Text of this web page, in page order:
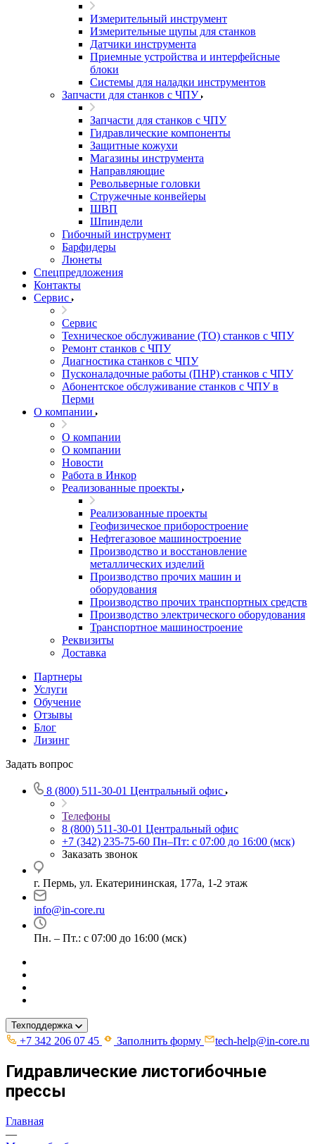
Измерительный инструмент
Измерительные щупы для станков
Датчики инструмента
Приемные устройства и интерфейсные
блоки
Системы для наладки инструментов
Запчасти для станков с ЧПУ
Запчасти для станков с ЧПУ
Гидравлические компоненты
Защитные кожухи
Магазины инструмента
Направляющие
Револьверные головки
Стружечные конвейеры
ШВП
Шпиндели
Гибочный инструмент
Барфидеры
Люнеты
Спецпредложения
Контакты
Сервис
Сервис
Техническое обслуживание (ТО) станков с ЧПУ
Ремонт станков с ЧПУ
Диагностика станков с ЧПУ
Пусконаладочные работы (ПНР) станков с ЧПУ
Абонентское обслуживание станков с ЧПУ в
Перми
О компании
О компании
О компании
Новости
Работа в Инкор
Реализованные проекты
Реализованные проекты
Геофизическое приборостроение
Нефтегазовое машиностроение
Производство и восстановление
металлических изделий
Производство прочих машин и
оборудования
Производство прочих транспортных средств
Производство электрического оборудования
Транспортное машиностроение
Реквизиты
Доставка
Партнеры
Услуги
Обучение
Отзывы
Блог
Лизинг
Задать вопрос
8 (800) 511-30-01 Центральный офис
Телефоны
8 (800) 511-30-01 Центральный офис
+7 (342) 235-75-60 Пн–Пт: с 07:00 до 16:00 (мск)
Заказать звонок
г. Пермь, ул. ​Екатерининская, 177а, ​1-2 этаж
info@in-core.ru
Пн. – Пт.: с 07:00 до 16:00 (мск)
Техподдержка
+7 342 206 07 45 Заполнить форму tech-help@in-core.ru
Гидравлические листогибочные
прессы
Главная
—